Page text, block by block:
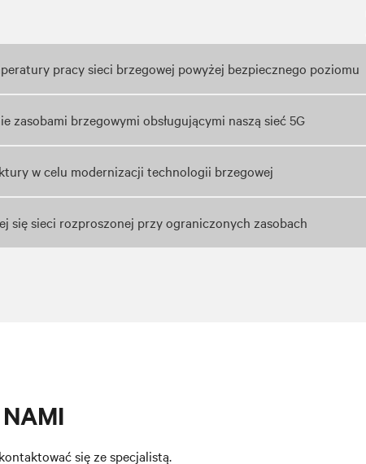
pracy sieci brzegowej powyżej bezpiecznego poziomu
zasobami brzegowymi obsługującymi naszą sieć 5G
w celu modernizacji technologii brzegowej
się sieci rozproszonej przy ograniczonych zasobach
się ze specjalistą.